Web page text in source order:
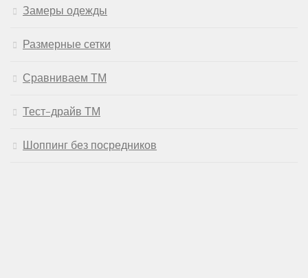
Замеры одежды
Размерные сетки
Сравниваем ТМ
Тест-драйв ТМ
Шоппинг без посредников